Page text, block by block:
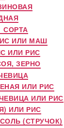
СОРТА
ИЛИ МАШ
ИЛИ РИС
ЗЕРНО
ИЛИ РИС
ИЛИ РИС
ИЛИ РИС
(СТРУЧОК)